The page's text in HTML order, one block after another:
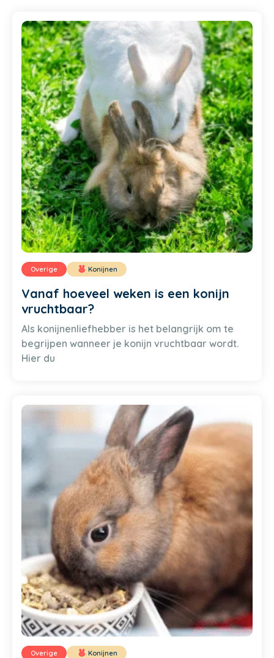
Overige Konijnen
Vanaf hoeveel weken is een konijn
vruchtbaar?
Als konijnenliefhebber is het belangrijk om te
begrijpen wanneer je konijn vruchtbaar wordt.
Hier du
Overige Konijnen